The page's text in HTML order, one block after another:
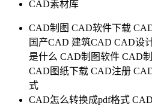
CAD素材库
CAD制图 CAD软件下载
国产CAD 建筑CAD CAD设
是什么 CAD制图软件 CAD
CAD图纸下载 CAD注册
式
CAD怎么转换成pdf格式